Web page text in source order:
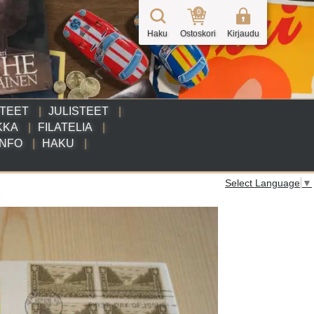
JULISTEET
FILATELIA
HAKU
Haku
0
Ostoskori Kirjaudu
Select Language ▼